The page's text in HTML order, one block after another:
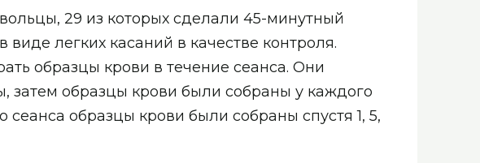
29 из которых сделали 45-минутный
легких касаний в качестве контроля.
образцы крови в течение сеанса. Они
затем образцы крови были собраны у каждого
образцы крови были собраны спустя 1, 5,